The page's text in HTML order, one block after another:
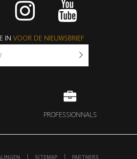
IN VOOR DE NIEUWSBRIEF
PROFESSIONNALS
SITEMAP PARTNERS